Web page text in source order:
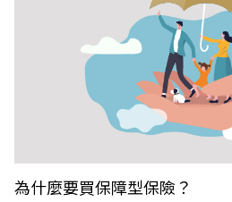
為什麼要買保障型保險？